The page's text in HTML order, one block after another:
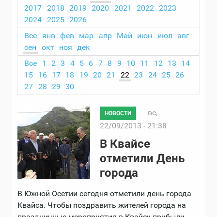
2017
2018 2019 2020 2021 2022 2023
2024
2025
2026
Все янв фев мар апр Май июн июл
авг
сен
окт ноя дек
Все
1 2 3 4 5 6 7 8 9 10 11 12 13
14
15
16 17 18 19 20 21 22 23 24 25 26
27
28 29 30
НОВОСТИ
вс,
22/09/2013 - 21:38
В Квайсе
отметили День
города
В Южной Осетии сегодня отметили день города
Квайса. Чтобы поздравить жителей города на